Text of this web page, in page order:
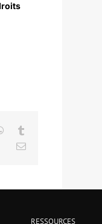
WhatsApp
Email
RESSOURCES